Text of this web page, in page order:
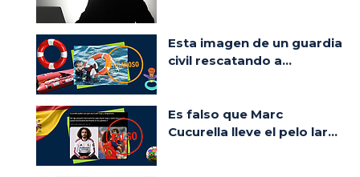
Esta imagen de un guardia
civil rescatando a...
Es falso que Marc
Cucurella lleve el pelo lar...